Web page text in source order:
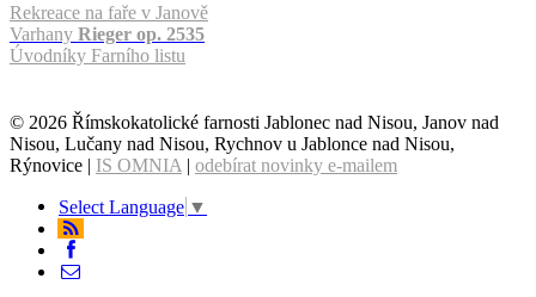
Rekreace na faře v Janově
Varhany Rieger op. 2535
Úvodníky Farního listu
© 2026 Římskokatolické farnosti Jablonec nad Nisou, Janov nad
Nisou, Lučany nad Nisou, Rychnov u Jablonce nad Nisou,
Rýnovice | IS OMNIA | odebírat novinky e-mailem
Select Language ▼